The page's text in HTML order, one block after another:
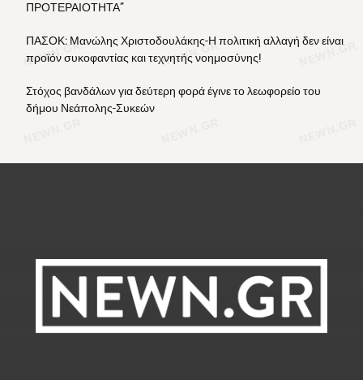
ΠΡΟΤΕΡΑΙΟΤΗΤΑ”
ΠΑΣΟΚ: Μανώλης Χριστοδουλάκης-Η πολιτική αλλαγή δεν είναι
προϊόν συκοφαντίας και τεχνητής νοημοσύνης!
Στόχος βανδάλων για δεύτερη φορά έγινε το λεωφορείο του
δήμου Νεάπολης-Συκεών